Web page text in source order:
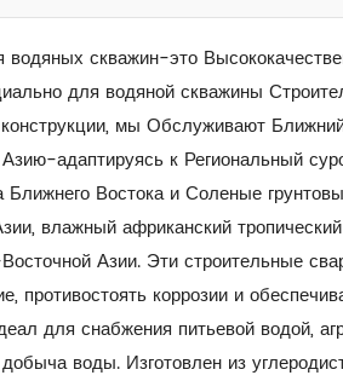
скважин-это
для водяной скважины
мы Обслуживают
адаптируясь к Региональный
Востока и Соленые
влажный африканский
Азии. Эти строительные
противостоять коррозии и
для снабжения питьевой водой,
воды. Изготовлен из